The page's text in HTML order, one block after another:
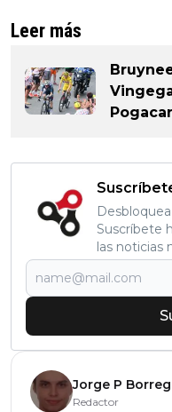
Leer más
Suscríbete
las noticias
Jorge P
Redactor